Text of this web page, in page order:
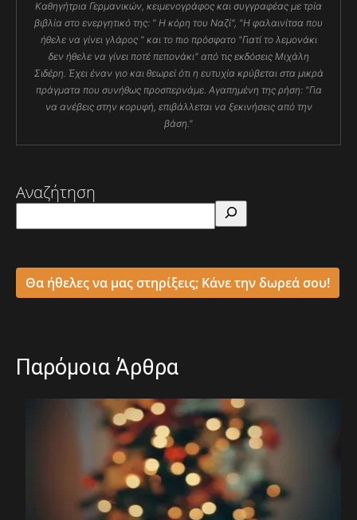
Καθηγήτρια Γερμανικών, κειμενογράφος και συγγραφέας με τρία
βιβλία στο ενεργητικό της: " Η κόρη του Ναζί", "Η φαλαινίτσα που
ήθελε να γίνει γλάρος " και το πιο πρόσφατο "Γιατί το λεμονάκι
δεν ήθελε να γίνει ποτέ πεπονάκι" από τις εκδόσεις Μιχάλη
Σιδέρη. Έχει έναν γιο και θεωρεί ότι η ευτυχία κρύβεται στα μικρά
πράγματα που συνήθως προσπερνάμε. Αγαπημένη της ρήση: "Για
να ανέβεις στην κορυφή, επιβάλλεται να ξεκινήσεις από την
βάση."
Αναζήτηση
Θα ήθελες να μας στηρίξεις; Κάνε την δωρεά σου!
Παρόμοια Άρθρα